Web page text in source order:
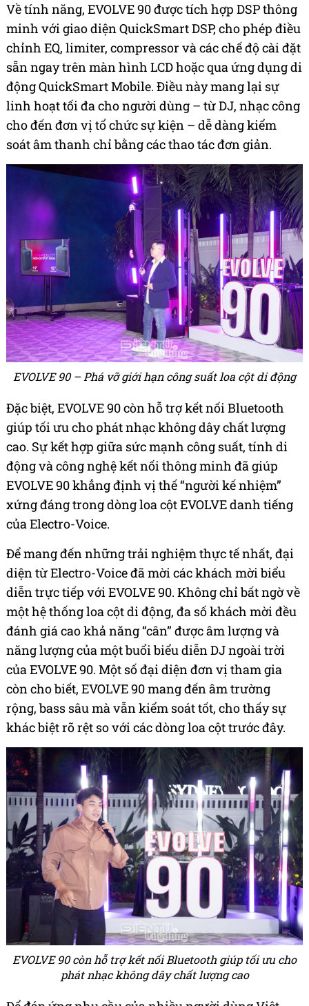
Về tính năng, EVOLVE 90 được tích hợp DSP thông
minh với giao diện QuickSmart DSP, cho phép điều
chỉnh EQ, limiter, compressor và các chế độ cài đặt
sẵn ngay trên màn hình LCD hoặc qua ứng dụng di
động QuickSmart Mobile. Điều này mang lại sự
linh hoạt tối đa cho người dùng – từ DJ, nhạc công
cho đến đơn vị tổ chức sự kiện – dễ dàng kiểm
soát âm thanh chỉ bằng các thao tác đơn giản.
EVOLVE 90 – Phá vỡ giới hạn công suất loa cột di động
Đặc biệt, EVOLVE 90 còn hỗ trợ kết nối Bluetooth
giúp tối ưu cho phát nhạc không dây chất lượng
cao. Sự kết hợp giữa sức mạnh công suất, tính di
động và công nghệ kết nối thông minh đã giúp
EVOLVE 90 khẳng định vị thế “người kế nhiệm”
xứng đáng trong dòng loa cột EVOLVE danh tiếng
của Electro-Voice.
Để mang đến những trải nghiệm thực tế nhất, đại
diện từ Electro-Voice đã mời các khách mời biểu
diễn trực tiếp với EVOLVE 90. Không chỉ bất ngờ về
một hệ thống loa cột di động, đa số khách mời đều
đánh giá cao khả năng “cân” được âm lượng và
năng lượng của một buổi biểu diễn DJ ngoài trời
của EVOLVE 90. Một số đại diện đơn vị tham gia
còn cho biết, EVOLVE 90 mang đến âm trường
rộng, bass sâu mà vẫn kiểm soát tốt, cho thấy sự
khác biệt rõ rệt so với các dòng loa cột trước đây.
EVOLVE 90 còn hỗ trợ kết nối Bluetooth giúp tối ưu cho
phát nhạc không dây chất lượng cao